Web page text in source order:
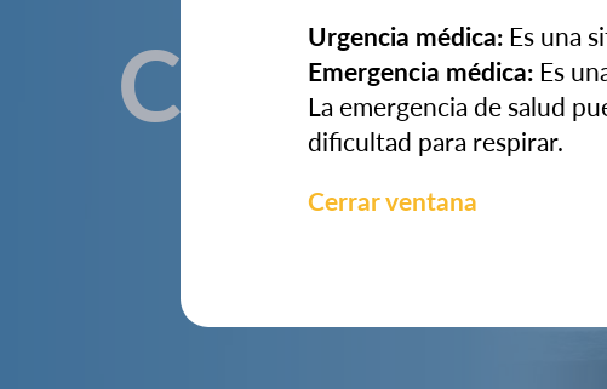
Urgencia médica:Es una
Emergencia médica:Es
La emergencia de salud
dificultad para respirar.
Cerrar ventana